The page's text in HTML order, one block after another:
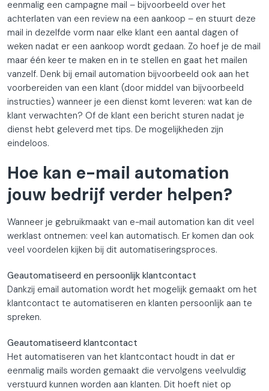
eenmalig een campagne mail – bijvoorbeeld over het
achterlaten van een review na een aankoop – en stuurt deze
mail in dezelfde vorm naar elke klant een aantal dagen of
weken nadat er een aankoop wordt gedaan. Zo hoef je de mail
maar één keer te maken en in te stellen en gaat het mailen
vanzelf. Denk bij email automation bijvoorbeeld ook aan het
voorbereiden van een klant (door middel van bijvoorbeeld
instructies) wanneer je een dienst komt leveren: wat kan de
klant verwachten? Of de klant een bericht sturen nadat je
dienst hebt geleverd met tips. De mogelijkheden zijn
eindeloos.
Hoe kan e-mail automation
jouw bedrijf verder helpen?
Wanneer je gebruikmaakt van e-mail automation kan dit veel
werklast ontnemen: veel kan automatisch. Er komen dan ook
veel voordelen kijken bij dit automatiseringsproces.
Geautomatiseerd en persoonlijk klantcontact
Dankzij email automation wordt het mogelijk gemaakt om het
klantcontact te automatiseren en klanten persoonlijk aan te
spreken.
Geautomatiseerd klantcontact
Het automatiseren van het klantcontact houdt in dat er
eenmalig mails worden gemaakt die vervolgens veelvuldig
verstuurd kunnen worden aan klanten. Dit hoeft niet op